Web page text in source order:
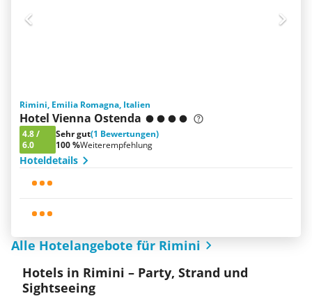
Rimini, Emilia Romagna, Italien
Hotel Vienna Ostenda
4.8/
6.0
Sehr gut(1 Bewertungen)
100 %Weiterempfehlung
Hoteldetails
Alle Hotelangebote für Rimini
Hotels in Rimini – Party, Strand und
Sightseeing